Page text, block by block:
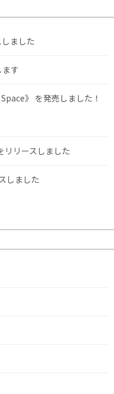
ました
す
》 を発売しました！
リリースしました
しました